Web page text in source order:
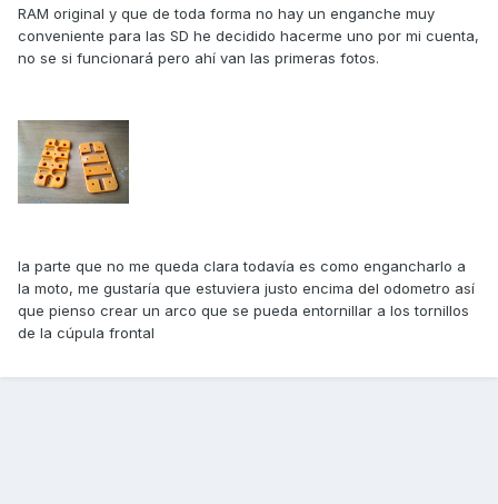
RAM original y que de toda forma no hay un enganche muy
conveniente para las SD he decidido hacerme uno por mi cuenta,
no se si funcionará pero ahí van las primeras fotos.
la parte que no me queda clara todavía es como engancharlo a
la moto, me gustaría que estuviera justo encima del odometro así
que pienso crear un arco que se pueda entornillar a los tornillos
de la cúpula frontal